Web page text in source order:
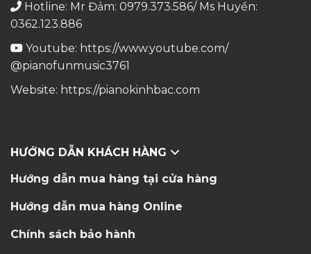
Hotline: Mr Đảm: 0979.373.586/ Ms Huyền:
0362.123.886
Youtube: https://www.youtube.com/
@pianofunmusic3761
Website: https://pianokinhbac.com
HƯỚNG DẪN KHÁCH HÀNG
Hướng dẫn mua hàng tại cửa hàng
Hướng dẫn mua hàng Online
Chính sách bảo hành